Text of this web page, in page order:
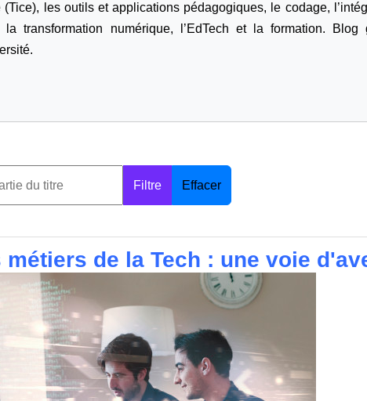
les outils et applications pédagogiques, le codage,
transformation numérique, l’EdTech et la formation. Blog
Filtre Effacer
métiers de la Tech : une voie